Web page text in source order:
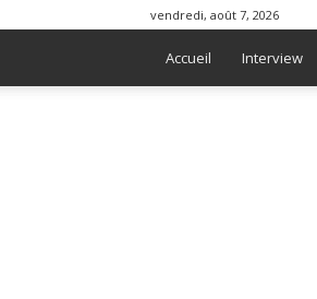
vendredi, août 7, 2026
Accueil Interview